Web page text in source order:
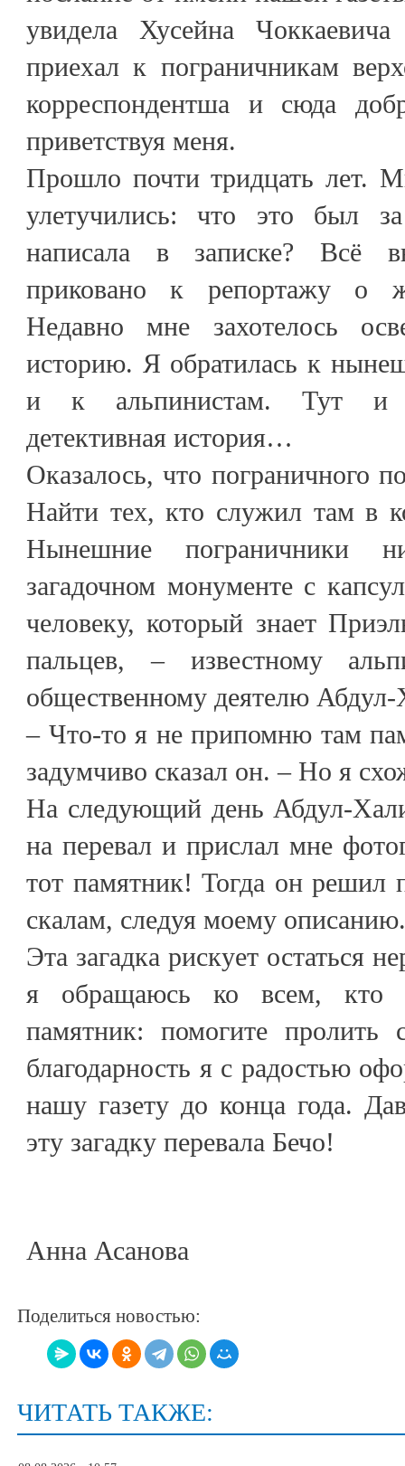
увидела Хусейна
приехал к пограничникам
корреспондентша и сюда
приветствуя меня.
Прошло почти тридцать лет.
улетучились: что это был
написала в записке? Всё
приковано к репортажу о
Недавно мне захотелось
историю. Я обратилась к
и к альпинистам. Тут и
детективная история…
Оказалось, что пограничного
Найти тех, кто служил там в
Нынешние пограничники
загадочном монументе с
человеку, который знает
пальцев, – известному
общественному деятелю
– Что-то я не припомню там
задумчиво сказал он. – Но я
На следующий день Абдул-
на перевал и прислал мне
тот памятник! Тогда он решил
скалам, следуя моему
Эта загадка рискует остаться
я обращаюсь ко всем, кто
памятник: помогите
благодарность я с радостью
нашу газету до конца года.
эту загадку перевала Бечо!
Анна Асанова
Поделиться новостью:
ЧИТАТЬ ТАКЖЕ: